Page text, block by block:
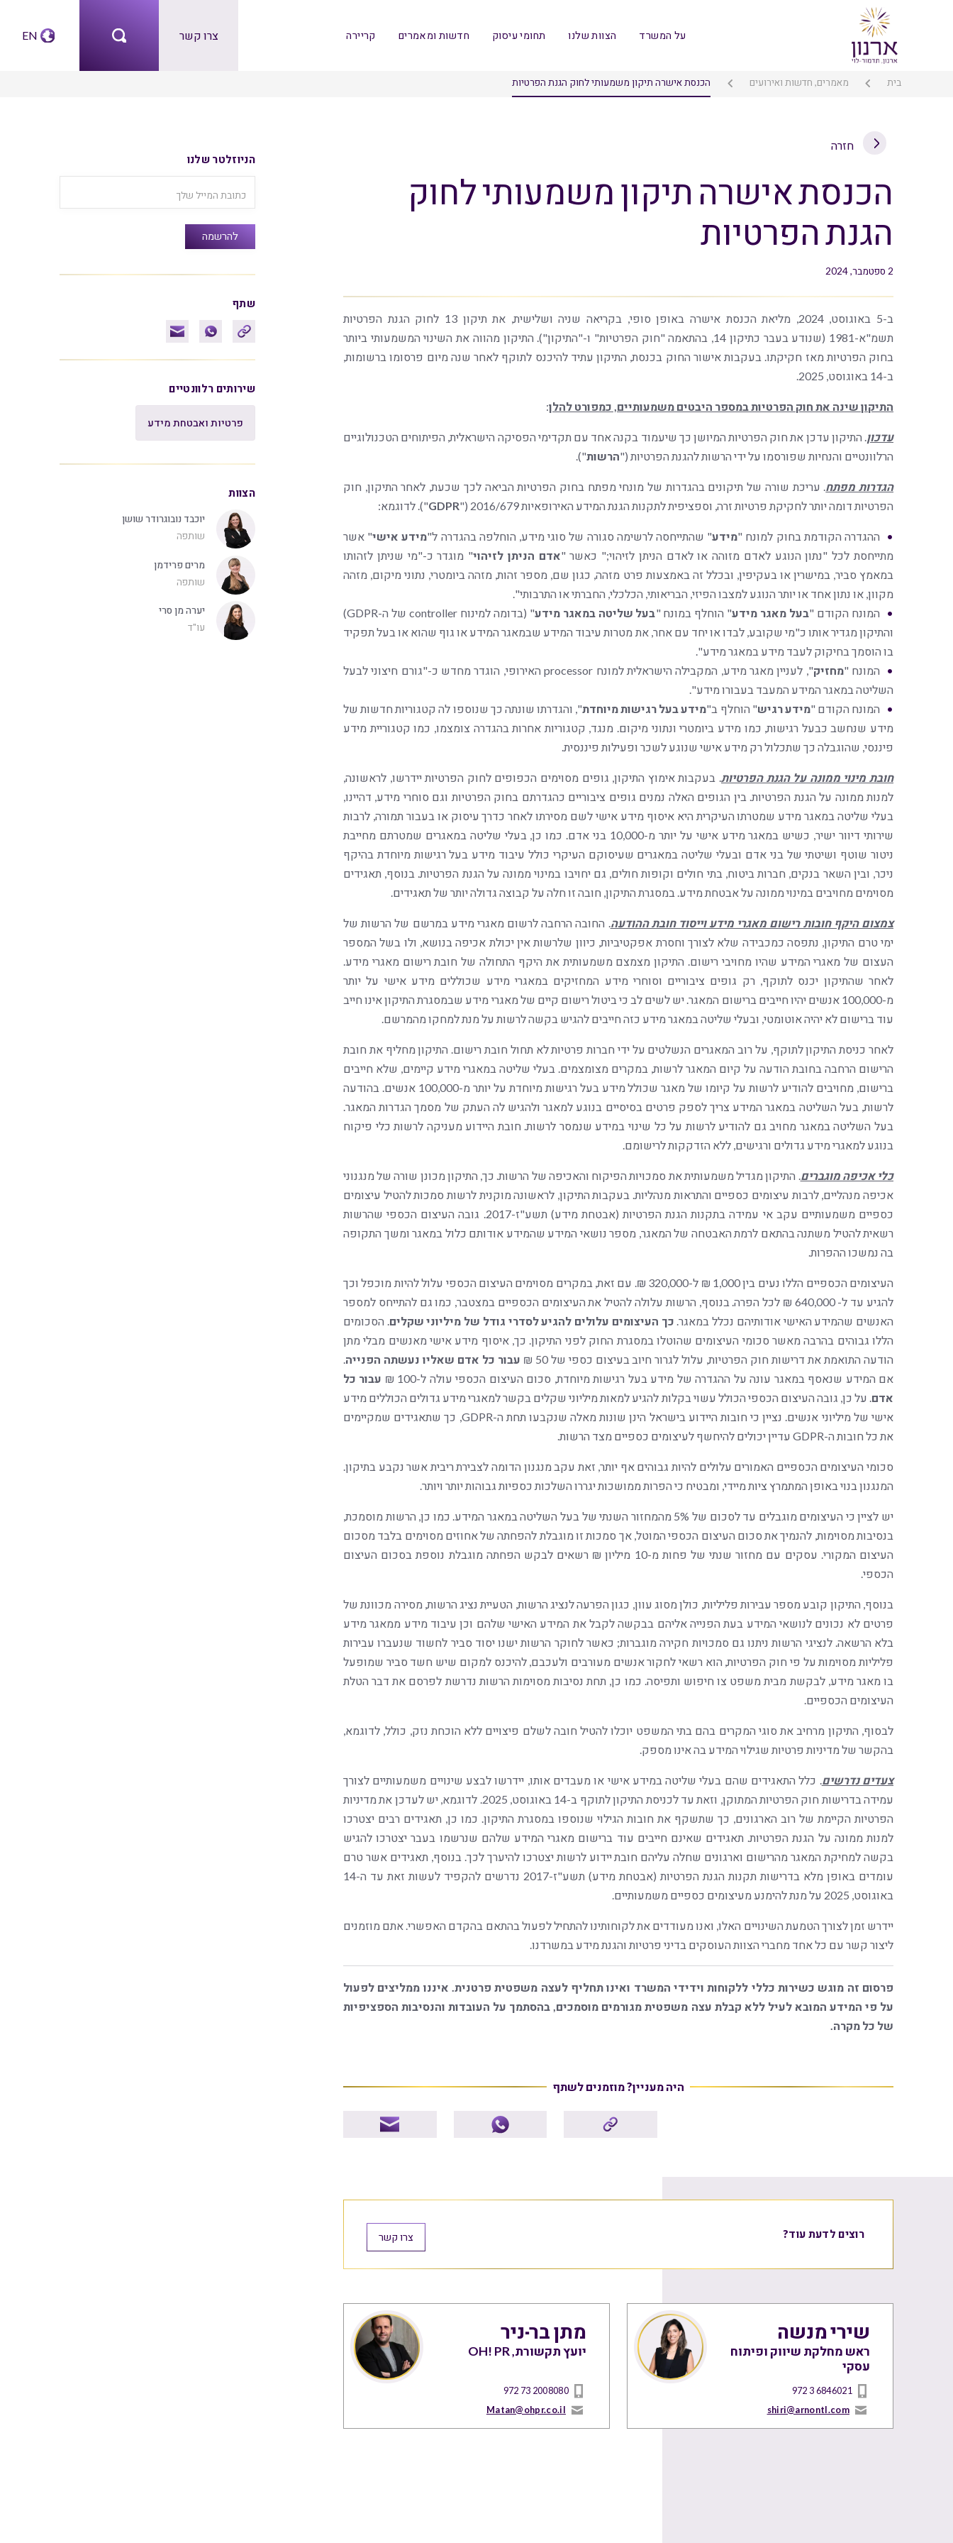
על המשרד הצוות שלנו תחומי עיסוק חדשות ומאמרים קריירה צרו קשר EN
בית מאמרים, חדשות ואירועים הכנסת אישרה תיקון משמעותי לחוק הגנת הפרטיות
חזרה
הכנסת אישרה תיקון משמעותי לחוק
הגנת הפרטיות
2 ספטמבר, 2024
ב-5 באוגוסט, 2024, מליאת הכנסת אישרה באופן סופי, בקריאה שניה ושלישית, את תיקון 13 לחוק הגנת הפרטיות
תשמ"א-1981 (שנודע בעבר כתיקון 14, בהתאמה "חוק הפרטיות" ו-"התיקון"). התיקון מהווה את השינוי המשמעותי ביותר
בחוק הפרטיות מאז חקיקתו. בעקבות אישור החוק בכנסת, התיקון עתיד להיכנס לתוקף לאחר שנה מיום פרסומו ברשומות,
ב-14 באוגוסט, 2025.
התיקון שינה את חוק הפרטיות במספר היבטים משמעותיים, כמפורט להלן:
עדכון . התיקון עדכן את חוק הפרטיות המיושן כך שיעמוד בקנה אחד עם תקדימי הפסיקה הישראלית, הפיתוחים הטכנולוגיים
הרלוונטיים והנחיות שפורסמו על ידי הרשות להגנת הפרטיות ("הרשות").
הגדרות מפתח . עריכת שורה של תיקונים בהגדרות של מונחי מפתח בחוק הפרטיות הביאה לכך שכעת, לאחר התיקון, חוק
הפרטיות דומה יותר לחקיקת פרטיות זרה, וספציפית לתקנות הגנת המידע האירופאיות 2016/679 ("
GDPR"). לדוגמא:
ההגדרה הקודמת בחוק למונח "מידע" שהתייחסה לרשימה סגורה של סוגי מידע, הוחלפה בהגדרה ל"מידע אישי" אשר
מתייחסת לכל "נתון הנוגע לאדם מזוהה או לאדם הניתן לזיהוי;" כאשר "אדם הניתן לזיהוי" מוגדר כ-"מי שניתן לזהותו
במאמץ סביר, במישרין או בעקיפין, ובכלל זה באמצעות פרט מזהה, כגון שם, מספר זהות, מזהה ביומטרי, נתוני מיקום, מזהה
מקוון, או נתון אחד או יותר הנוגע למצבו הפיזי, הבריאותי, הכלכלי, החברתי או התרבותי".
המונח הקודם "בעל מאגר מידע" הוחלף במונח "בעל שליטה במאגר מידע
" (בדומה למינוח controller של ה-GDPR)
והתיקון מגדיר אותו כ"מי שקובע, לבדו או יחד עם אחר, את מטרות עיבוד המידע שבמאגר המידע או גוף שהוא או בעל תפקיד
בו הוסמך בחיקוק לעבד מידע במאגר מידע".
המונח "מחזיק
", לעניין מאגר מידע, המקבילה הישראלית למונח processor האירופי, הוגדר מחדש כ-"גורם חיצוני לבעל
השליטה במאגר המידע המעבד בעבורו מידע".
המונח הקודם "מידע רגיש" הוחלף ב"מידע בעל רגישות מיוחדת", והגדרתו שונתה כך שנוספו לה קטגוריות חדשות של
מידע שנחשב כבעל רגישות, כמו מידע ביומטרי ונתוני מיקום. מנגד, קטגוריות אחרות בהגדרה צומצמו, כמו קטגוריית מידע
פיננסי, שהוגבלה כך שתכלול רק מידע אישי שנוגע לשכר ופעילות פיננסית.
חובת מינוי ממונה על הגנת הפרטיות
. בעקבות אימוץ התיקון, גופים מסוימים הכפופים לחוק הפרטיות יידרשו, לראשונה,
למנות ממונה על הגנת הפרטיות. בין הגופים האלה נמנים גופים ציבוריים כהגדרתם בחוק הפרטיות וגם סוחרי מידע, דהיינו,
בעלי שליטה במאגר מידע שמטרתו העיקרית היא איסוף מידע אישי לשם מסירתו לאחר כדרך עיסוק או בעבור תמורה, לרבות
שירותי דיוור ישיר, כשיש במאגר מידע אישי על יותר מ-10,000 בני אדם. כמו כן, בעלי שליטה במאגרים שמטרתם מחייבת
ניטור שוטף ושיטתי של בני אדם ובעלי שליטה במאגרים שעיסוקם העיקרי כולל עיבוד מידע בעל רגישות מיוחדת בהיקף
ניכר, ובין השאר בנקים, חברות ביטוח, בתי חולים וקופות חולים, גם יחויבו במינוי ממונה על הגנת הפרטיות. בנוסף, תאגידים
מסוימים מחויבים במינוי ממונה על אבטחת מידע. במסגרת התיקון, חובה זו חלה על קבוצה גדולה יותר של תאגידים.
צמצום היקף חובות רישום מאגרי מידע וייסוד חובת ההודעה . החובה הרחבה לרשום מאגרי מידע במרשם של הרשות של
ימי טרם התיקון, נתפסה כמכבידה שלא לצורך וחסרת אפקטיביות, כיוון שלרשות אין יכולת אכיפה בנושא, ולו בשל המספר
העצום של מאגרי המידע שהיו מחויבי רישום. התיקון מצמצם משמעותית את היקף התחולה של חובת רישום מאגרי מידע.
לאחר שהתיקון יכנס לתוקף, רק גופים ציבוריים וסוחרי מידע המחזיקים במאגרי מידע שכוללים מידע אישי על יותר
מ-100,000 אנשים יהיו חייבים ברישום המאגר. יש לשים לב כי ביטול רישום קיים של מאגרי מידע שבמסגרת התיקון אינו חייב
עוד ברישום לא יהיה אוטומטי, ובעלי שליטה במאגר מידע כזה חייבים להגיש בקשה לרשות על מנת למחקו מהמרשם.
לאחר כניסת התיקון לתוקף, על רוב המאגרים הנשלטים על ידי חברות פרטיות לא תחול חובת רישום. התיקון מחליף את חובת
הרישום הרחבה בחובת הודעה על קיום המאגר לרשות, במקרים מצומצמים. בעלי שליטה במאגרי מידע קיימים, שלא חייבים
ברישום, מחויבים להודיע לרשות על קיומו של מאגר שכולל מידע בעל רגישות מיוחדת על יותר מ-100,000 אנשים. בהודעה
לרשות, בעל השליטה במאגר המידע צריך לספק פרטים בסיסיים בנוגע למאגר ולהגיש לה העתק של מסמך הגדרות המאגר.
בעל השליטה במאגר מחויב גם להודיע לרשות על כל שינוי במידע שנמסר לרשות. חובת היידוע מעניקה לרשות כלי פיקוח
בנוגע למאגרי מידע גדולים ורגישים, ללא הזדקקות לרישומם.
כלי אכיפה מוגברים . התיקון מגדיל משמעותית את סמכויות הפיקוח והאכיפה של הרשות. כך, התיקון מכונן שורה של מנגנוני
אכיפה מנהליים, לרבות עיצומים כספיים והתראות מנהליות. בעקבות התיקון, לראשונה מוקנית לרשות סמכות להטיל עיצומים
כספיים משמעותיים עקב אי עמידה בתקנות הגנת הפרטיות (אבטחת מידע) תשע"ז-2017. גובה העיצום הכספי שהרשות
רשאית להטיל משתנה בהתאם לרמת האבטחה של המאגר, מספר נושאי המידע שהמידע אודותם כלול במאגר ומשך התקופה
בה נמשכו ההפרות.
העיצומים הכספיים הללו נעים בין 1,000 ₪ ל-320,000 ₪. עם זאת, במקרים מסוימים העיצום הכספי עלול להיות מוכפל וכך
להגיע עד ל- 640,000 ₪ לכל הפרה. בנוסף, הרשות עלולה להטיל את העיצומים הכספיים במצטבר, כמו גם להתייחס למספר
האנשים שהמידע האישי אודותיהם נכלל במאגר. כך העיצומים עלולים להגיע לסדרי גודל של מיליוני שקלים . הסכומים
הללו גבוהים בהרבה מאשר סכומי העיצומים שהוטלו במסגרת החוק לפני התיקון. כך, איסוף מידע אישי מאנשים מבלי מתן
הודעה התואמת את דרישות חוק הפרטיות, עלול לגרור חיוב בעיצום כספי של 50 ₪
עבור כל אדם שאליו נעשתה הפנייה
אם המידע שנאסף במאגר עונה על ההגדרה של מידע בעל רגישות מיוחדת, סכום העיצום הכספי עולה ל-100 ₪
עבור כל
אדם . על כן, גובה העיצום הכספי הכולל עשוי בקלות להגיע למאות מיליוני שקלים בקשר למאגרי מידע גדולים הכוללים מידע
אישי של מיליוני אנשים. נציין כי חובות היידוע בישראל הינן שונות מאלה שנקבעו תחת ה-GDPR, כך שתאגידים שמקיימים
את כל חובות ה-GDPR עדיין יכולים להיחשף לעיצומים כספיים מצד הרשות.
סכומי העיצומים הכספיים האמורים עלולים להיות גבוהים אף יותר, זאת עקב מנגנון הדומה לצבירת ריבית אשר נקבע בתיקון.
המנגנון בנוי באופן המתמרץ ציות מיידי, ומבטיח כי הפרות ממושכות יגררו השלכות כספיות גבוהות יותר ויותר.
יש לציין כי העיצומים מוגבלים עד לסכום של 5% מהמחזור השנתי של בעל השליטה במאגר המידע. כמו כן, הרשות מוסמכת,
בנסיבות מסוימות, להנמיך את סכום העיצום הכספי המוטל, אך סמכות זו מוגבלת להפחתה של אחוזים מסוימים בלבד מסכום
העיצום המקורי. עסקים עם מחזור שנתי של פחות מ-10 מיליון ₪ רשאים לבקש הפחתה מוגבלת נוספת בסכום העיצום
הכספי.
בנוסף, התיקון קובע מספר עבירות פליליות, כולן מסוג עוון, כגון הפרעה לנציג הרשות, הטעיית נציג הרשות, מסירה מכוונת של
פרטים לא נכונים לנושאי המידע בעת הפנייה אליהם בבקשה לקבל את המידע האישי שלהם וכן עיבוד מידע ממאגר מידע
בלא הרשאה. לנציגי הרשות ניתנו גם סמכויות חקירה מוגברות; כאשר לחוקר הרשות ישנו יסוד סביר לחשוד שנעברו עבירות
פליליות מסוימות על פי חוק הפרטיות, הוא רשאי לחקור אנשים מעורבים ולעכבם, להיכנס למקום שיש חשד סביר שמופעל
בו מאגר מידע, לבקשת מבית משפט צו חיפוש ותפיסה. כמו כן, תחת נסיבות מסוימות הרשות נדרשת לפרסם את דבר הטלת
העיצומים הכספיים.
לבסוף, התיקון מרחיב את סוגי המקרים בהם בתי המשפט יוכלו להטיל חובה לשלם פיצויים ללא הוכחת נזק, כולל, לדוגמא,
בהקשר של מדיניות פרטיות שגילוי המידע בה אינו מספק.
צעדים נדרשים
. כלל התאגידים שהם בעלי שליטה במידע אישי או מעבדים אותו, יידרשו לבצע שינויים משמעותיים לצורך
עמידה בדרישות חוק הפרטיות המתוקן, וזאת עד לכניסת התיקון לתוקף ב-14 באוגוסט, 2025. לדוגמא, יש לעדכן את מדיניות
הפרטיות הקיימת של רוב הארגונים, כך שתשקף את חובות הגילוי שנוספו במסגרת התיקון. כמו כן, תאגידים רבים יצטרכו
למנות ממונה על הגנת הפרטיות. תאגידים שאינם חייבים עוד ברישום מאגרי המידע שלהם שנרשמו בעבר יצטרכו להגיש
בקשה למחיקת המאגר מהרישום וארגונים שחלה עליהם חובת יידוע לרשות יצטרכו להיערך לכך. בנוסף, תאגידים אשר טרם
עומדים באופן מלא בדרישות תקנות הגנת הפרטיות (אבטחת מידע) תשע"ז-2017 נדרשים להקפיד לעשות זאת עד ה-14
באוגוסט, 2025 על מנת להימנע מעיצומים כספיים משמעותיים.
יידרש זמן לצורך הטמעת השינויים האלו, ואנו מעודדים את לקוחותינו להתחיל לפעול בהתאם בהקדם האפשרי. אתם מוזמנים
ליצור קשר עם כל אחד מחברי הצוות העוסקים בדיני פרטיות והגנת מידע במשרדנו.
פרסום זה מוגש כשירות כללי ללקוחות וידידי המשרד ואינו תחליף לעצה משפטית פרטנית. איננו ממליצים לפעול
על פי המידע המובא לעיל ללא קבלת עצה משפטית מגורמים מוסמכים, בהסתמך על העובדות והנסיבות הספציפיות
של כל מקרה.
היה מעניין? מוזמנים לשתף
רוצים לדעת עוד? צרו קשר
שירי מנשה
ראש מחלקת שיווק ופיתוח
עסקי
972 3 6846021
shiri@arnontl.com
מתן בר-ניר
יועץ תקשורת, OH! PR
972 73 2008080
Matan@ohpr.co.il
הניוזלטר שלנו
שתף
שירותים רלוונטיים
פרטיות ואבטחת מידע
הצוות
יוכבד נובוגרודר שושן
שותפה
מרים פרידמן
שותפה
יערה מן סרי
עו"ד